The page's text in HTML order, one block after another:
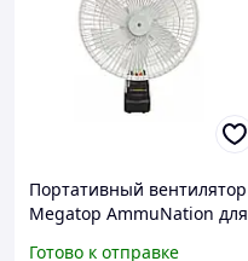
Портативный вентилятор
Megatop AmmuNation для
Готово к отправке